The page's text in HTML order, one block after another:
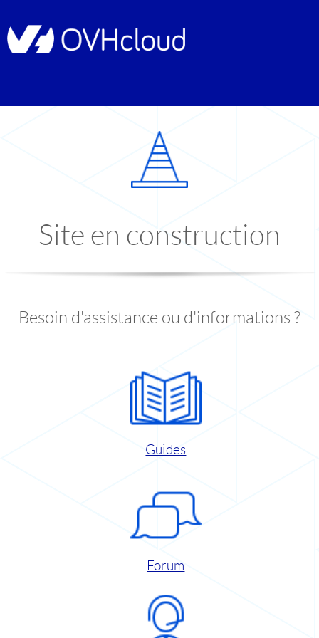
Site en construction
Besoin d'assistance ou d'informations ?
Guides
Forum